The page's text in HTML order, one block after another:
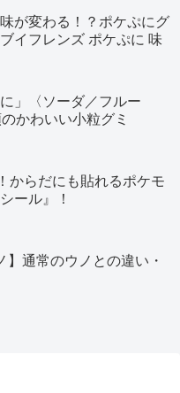
が変わる！？ポケぷにグ
イフレンズ ポケぷに 味
」〈ソーダ／フルー
かわいい小粒グミ
からだにも貼れるポケモ
ール』！
】通常のウノとの違い・